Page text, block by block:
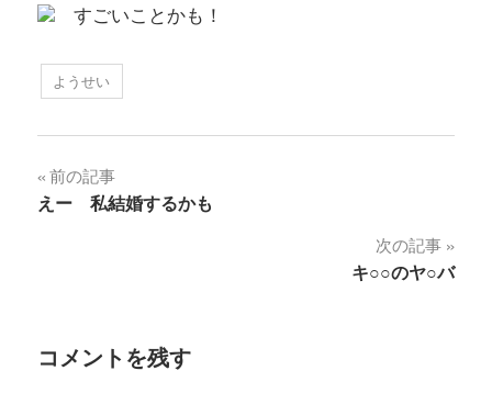
すごいことかも！
ようせい
投
稿
ゲ
前の記事
えー 私結婚するかも
次の記事
キ○○のヤ○バ
コメントを残す